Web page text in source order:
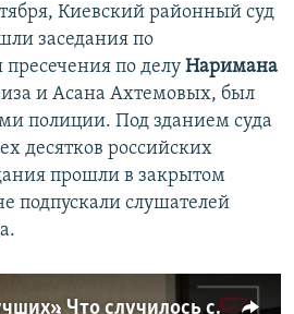
Киевский районный суд
заседания по
по делу Наримана
и Асана Ахтемовых, был
полиции. Под зданием суда
десятков российских
прошли в закрытом
подпускали слушателей
«Они забирают лучших». Что случилось с Асаном Ахтемовым глазами его родных (видео)